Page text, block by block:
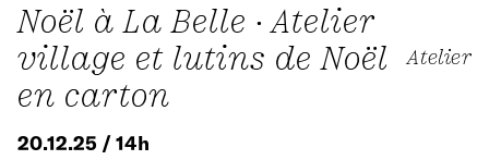
Noël à La Belle · Atelier
village et lutins de Noël
en carton
Atelier
20.12.25 / 14h